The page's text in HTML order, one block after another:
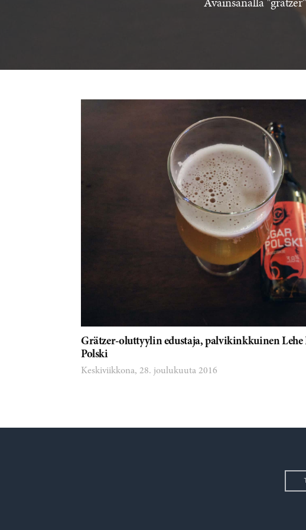
Avainsanalla
Grätzer-oluttyylin edustaja, palvikinkkuinen
Polski
Keskiviikkona, 28. joulukuuta 2016